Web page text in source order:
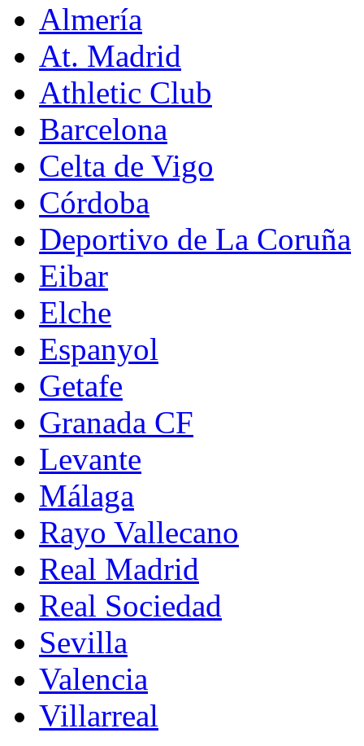
Almería
At. Madrid
Athletic Club
Barcelona
Celta de Vigo
Córdoba
Deportivo de La Coruña
Eibar
Elche
Espanyol
Getafe
Granada CF
Levante
Málaga
Rayo Vallecano
Real Madrid
Real Sociedad
Sevilla
Valencia
Villarreal